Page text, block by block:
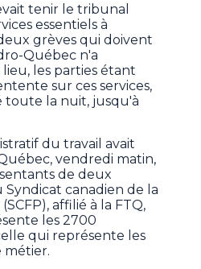
tenir le tribunal
essentiels à
grèves qui doivent
Québec n'a
les parties étant
sur ces services,
toute la nuit, jusqu'à
du travail avait
vendredi matin,
de deux
Syndicat canadien de la
affilié à la FTQ,
les 2700
qui représente les
métier.